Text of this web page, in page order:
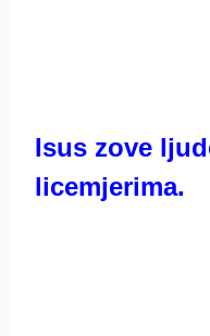
Isus zove
licemjerima.